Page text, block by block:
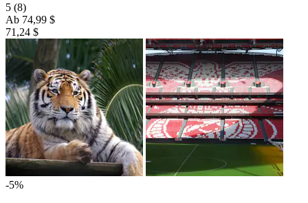
5 (8)
Ab 74,99 $
71,24 $
-5%